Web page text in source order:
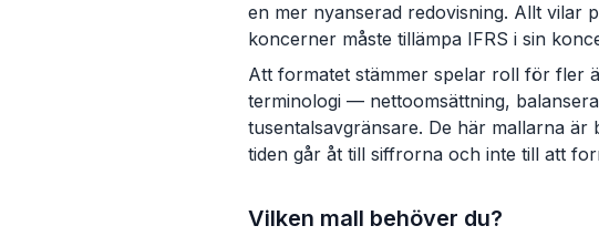
en mer nyanserad redovisning. Allt vilar
koncerner måste tillämpa IFRS i sin
Att formatet stämmer spelar roll för fler
terminologi — nettoomsättning,
tusentalsavgränsare. De här mallarna
tiden går åt till siffrorna och inte till att
Vilken mall behöver du?